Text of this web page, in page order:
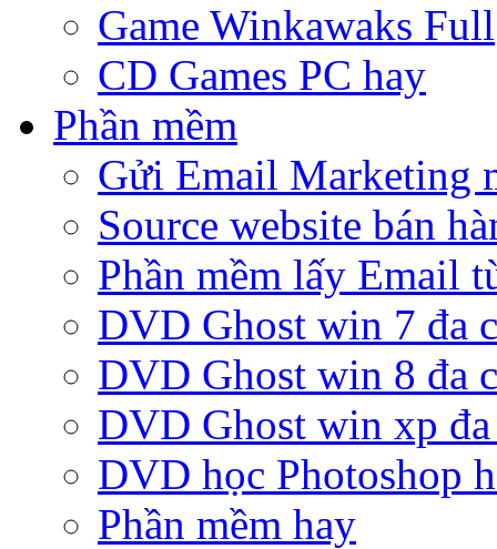
Game Winkawaks Full
CD Games PC hay
Phần mềm
Gửi Email Marketing
Source website bán
Phần mềm lấy Email
DVD Ghost win 7 đa
DVD Ghost win 8 đa
DVD Ghost win xp
DVD học Photoshop
Phần mềm hay